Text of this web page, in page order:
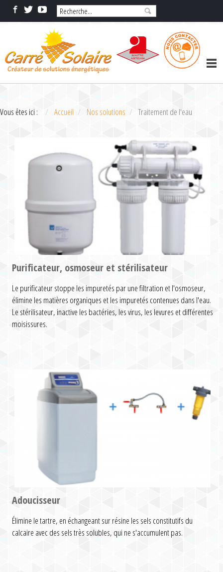
Vous êtes ici : Accueil Nos solutions Traitement de l'eau
Purificateur, osmoseur et stérilisateur
Le purificateur stoppe les impuretés par une filtration et l'osmoseur,
élimine les matières organiques et les impuretés contenues dans l'eau.
Le stérilisateur, inactive les bactéries, les virus, les levures et différentes
moisissures.
Adoucisseur
Élimine le tartre, en échangeant sur résine les sels constitutifs du
calcaire avec des sels très solubles, qui ne s'accumulent pas.